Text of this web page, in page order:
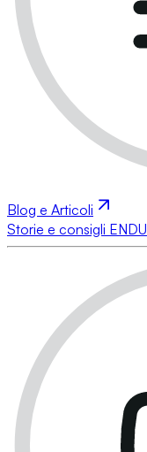
Blog e Articoli
Storie e consigli ENDU